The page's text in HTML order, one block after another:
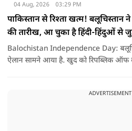
04 Aug, 2026 03:29 PM
पाकिस्तान से रिश्ता खत्म! बलूचिस्तान ने
की तारीख, आ चुका है हिंदी-हिंदुओं से
Balochistan Independence Day:
ऐलान सामने आया है. खुद को रिपब्लिक ऑफ
ADVERTISEMENT